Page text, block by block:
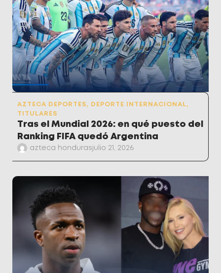
AZTECA DEPORTES, DEPORTE INTERNACIONAL,
TITULARES
Tras el Mundial 2026: en qué puesto del
Ranking FIFA quedó Argentina
azteca hondurasjulio 21, 2026